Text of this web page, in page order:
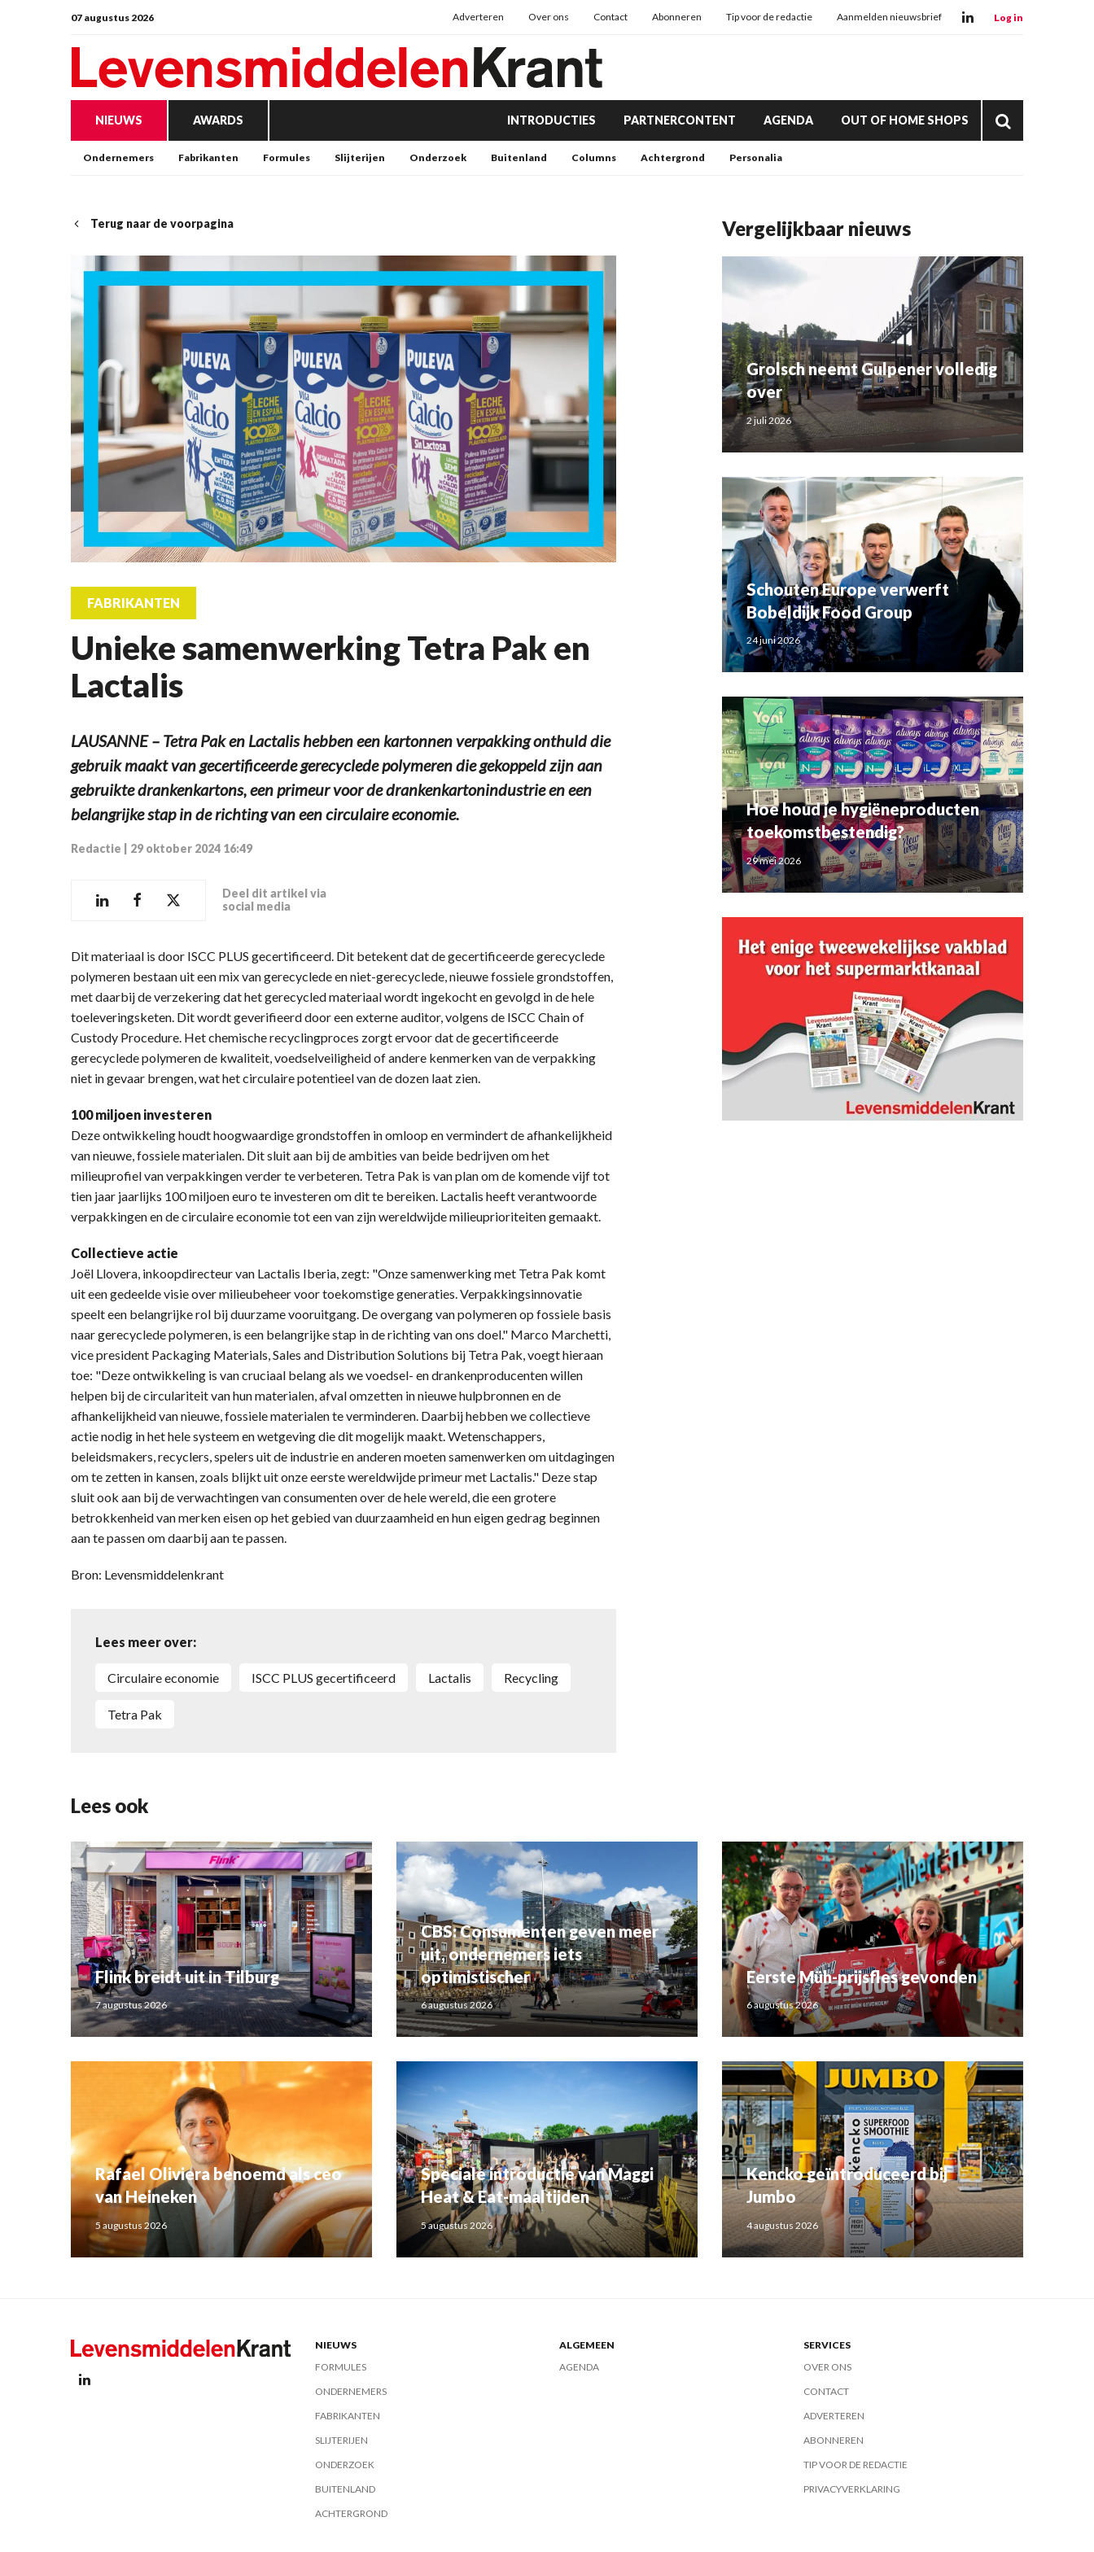
07 augustus 2026 Adverteren Over ons Contact Abonneren Tip voor de redactie Aanmelden nieuwsbrief Log in
NIEUWS AWARDS INTRODUCTIES PARTNERCONTENT AGENDA OUT OF HOME SHOPS
Ondernemers Fabrikanten Formules Slijterijen Onderzoek Buitenland Columns Achtergrond Personalia
Terug naar de voorpagina
FABRIKANTEN
Unieke samenwerking Tetra Pak en
Lactalis
LAUSANNE – Tetra Pak en Lactalis hebben een kartonnen verpakking onthuld die
gebruik maakt van gecertificeerde gerecyclede polymeren die gekoppeld zijn aan
gebruikte drankenkartons, een primeur voor de drankenkartonindustrie en een
belangrijke stap in de richting van een circulaire economie.
Redactie 29 oktober 2024 16:49
Deel dit artikel via
social media
Dit materiaal is door ISCC PLUS gecertificeerd. Dit betekent dat de gecertificeerde gerecyclede
polymeren bestaan uit een mix van gerecyclede en niet-gerecyclede, nieuwe fossiele grondstoffen,
met daarbij de verzekering dat het gerecycled materiaal wordt ingekocht en gevolgd in de hele
toeleveringsketen. Dit wordt geverifieerd door een externe auditor, volgens de ISCC Chain of
Custody Procedure. Het chemische recyclingproces zorgt ervoor dat de gecertificeerde
gerecyclede polymeren de kwaliteit, voedselveiligheid of andere kenmerken van de verpakking
niet in gevaar brengen, wat het circulaire potentieel van de dozen laat zien.
100 miljoen investeren
Deze ontwikkeling houdt hoogwaardige grondstoffen in omloop en vermindert de afhankelijkheid
van nieuwe, fossiele materialen. Dit sluit aan bij de ambities van beide bedrijven om het
milieuprofiel van verpakkingen verder te verbeteren. Tetra Pak is van plan om de komende vijf tot
tien jaar jaarlijks 100 miljoen euro te investeren om dit te bereiken. Lactalis heeft verantwoorde
verpakkingen en de circulaire economie tot een van zijn wereldwijde milieuprioriteiten gemaakt.
Collectieve actie
Joël Llovera, inkoopdirecteur van Lactalis Iberia, zegt: "Onze samenwerking met Tetra Pak komt
uit een gedeelde visie over milieubeheer voor toekomstige generaties. Verpakkingsinnovatie
speelt een belangrijke rol bij duurzame vooruitgang. De overgang van polymeren op fossiele basis
naar gerecyclede polymeren, is een belangrijke stap in de richting van ons doel." Marco Marchetti,
vice president Packaging Materials, Sales and Distribution Solutions bij Tetra Pak, voegt hieraan
toe: "Deze ontwikkeling is van cruciaal belang als we voedsel- en drankenproducenten willen
helpen bij de circulariteit van hun materialen, afval omzetten in nieuwe hulpbronnen en de
afhankelijkheid van nieuwe, fossiele materialen te verminderen. Daarbij hebben we collectieve
actie nodig in het hele systeem en wetgeving die dit mogelijk maakt. Wetenschappers,
beleidsmakers, recyclers, spelers uit de industrie en anderen moeten samenwerken om uitdagingen
om te zetten in kansen, zoals blijkt uit onze eerste wereldwijde primeur met Lactalis." Deze stap
sluit ook aan bij de verwachtingen van consumenten over de hele wereld, die een grotere
betrokkenheid van merken eisen op het gebied van duurzaamheid en hun eigen gedrag beginnen
aan te passen om daarbij aan te passen.
Bron: Levensmiddelenkrant
Lees meer over:
Circulaire economie ISCC PLUS gecertificeerd Lactalis recycling
Tetra Pak
Vergelijkbaar nieuws
Grolsch neemt Gulpener volledig
over
2 juli 2026
Schouten Europe verwerft
Bobeldijk Food Group
24 juni 2026
Hoe houd je hygiëneproducten
toekomstbestendig?
29 mei 2026
Lees ook
Flink breidt uit in Tilburg
7 augustus 2026
CBS: Consumenten geven meer
uit, ondernemers iets
optimistischer
6 augustus 2026
Eerste Müh-prijsfles gevonden
6 augustus 2026
Rafael Oliviera benoemd als ceo
van Heineken
5 augustus 2026
Speciale introductie van Maggi
Heat & Eat-maaltijden
5 augustus 2026
Kencko geïntroduceerd bij
Jumbo
4 augustus 2026
NIEUWS
FORMULES
ONDERNEMERS
FABRIKANTEN
SLIJTERIJEN
ONDERZOEK
BUITENLAND
ACHTERGROND
ALGEMEEN
AGENDA
SERVICES
OVER ONS
CONTACT
ADVERTEREN
ABONNEREN
TIP VOOR DE REDACTIE
PRIVACYVERKLARING